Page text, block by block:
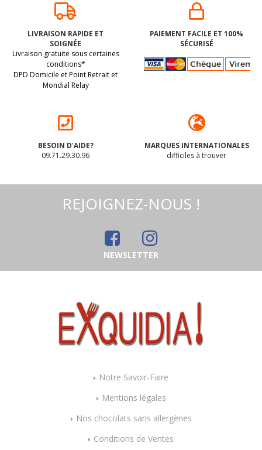
Biscuits au cacao
crème vanille
vegan sans
allergènes
Hammermülhe :
125 grammes
(dluo 02/03/2027) Sans
les 14 allergènes
majeurs.
Bonbons acidulés à
Pfirsiche) BIO sans
allergènes Biobon :
100g
Sans les 14 allergènes
LIVRAISON RAPIDE ET
SOIGNÉE
Livraison gratuite sous certaines
conditions*
DPD Domicile et Point Retrait et
Mondial Relay
PAIEMENT FACILE ET 100%
SÉCURISÉ
BESOIN D'AIDE?
09.71.29.30.96
MARQUES INTERNATIONALES
difficiles à trouver
REJOIGNEZ-NOUS !
NEWSLETTER
Notre Savoir-Faire
Mentions légales
Nos chocolats sans allergènes
Conditions de Ventes